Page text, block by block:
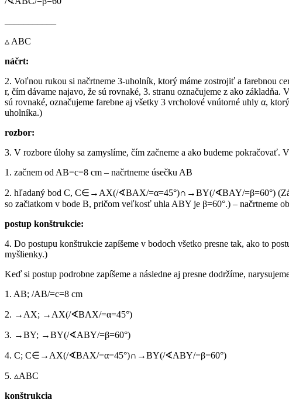
▵ ABC
náčrt:
2. Voľnou rukou si načrtneme 3-uholník, ktorý máme zostrojiť a farebnou
r, čím dávame najavo, že sú rovnaké, 3. stranu označujeme z ako
sú rovnaké, označujeme farebne aj všetky 3 vrcholové vnútorné uhly α,
uholníka.)
rozbor:
3. V rozbore úlohy sa zamyslíme, čím začneme a ako budeme pokračovať.
1. začnem od AB=c=8 cm – načrtneme úsečku AB
2. hľadaný bod C, C∈→AX(/∢BAX/=α=45°)∩→BY(/∢BAY/=β=60°)
so začiatkom v bode B, pričom veľkosť uhla ABY je β=60°.) – načrtneme
postup konštrukcie:
4. Do postupu konštrukcie zapíšeme v bodoch všetko presne tak, ako to
myšlienky.)
Keď si postup podrobne zapíšeme a následne aj presne dodržíme,
1. AB; /AB/=c=8 cm
2. →AX; →AX(/∢BAX/=α=45°)
3. →BY; →BY(/∢ABY/=β=60°)
4. C; C∈→AX(/∢BAX/=α=45°)∩→BY(/∢ABY/=β=60°)
5. ▵ABC
konštrukcia